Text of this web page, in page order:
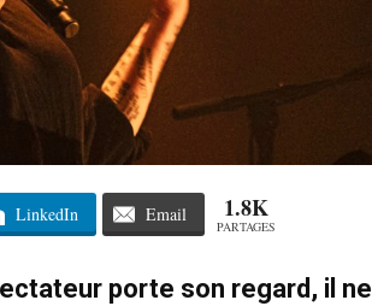
LinkedIn Email 1.8K
PARTAGES
porte son regard, il ne